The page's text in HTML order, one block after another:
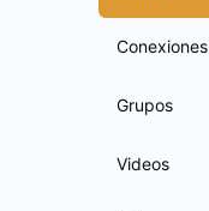
Conexiones
Grupos
Videos